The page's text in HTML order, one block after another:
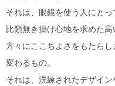
それは、眼鏡を使う人にとっ
比類無き掛け心地を求めた
方々にここちよさをもたらし
変わるもの。
それは、洗練されたデザイン
Eyevol
E5 eyevan
GUCCI